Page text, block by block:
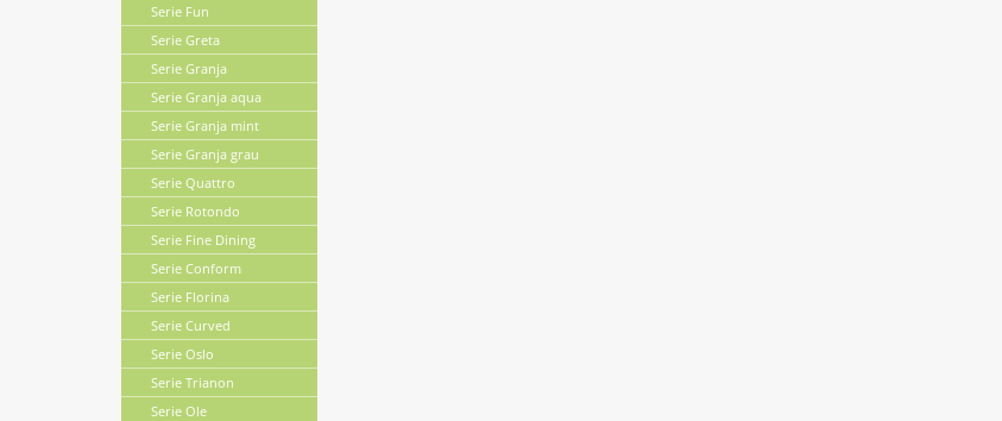
Serie Fun
Serie Greta
Serie Granja
Serie Granja aqua
Serie Granja mint
Serie Granja grau
Serie Quattro
Serie Rotondo
Serie Fine Dining
Serie Conform
Serie Florina
Serie Curved
Serie Oslo
Serie Trianon
Serie Ole